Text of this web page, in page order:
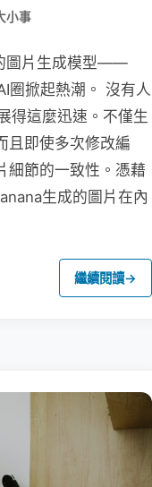
小事
圖片生成模型——
圈掀起熱潮。 沒有人
得這麼迅速。不僅生
且即使多次修改編
細節的一致性。憑藉
生成的圖片在內
繼續閱讀→